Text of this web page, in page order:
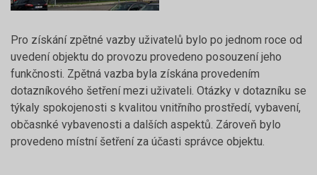
Pro získání zpětné vazby uživatelů bylo po jednom roce od
uvedení objektu do provozu provedeno posouzení jeho
funkčnosti. Zpětná vazba byla získána provedením
dotazníkového šetření mezi uživateli. Otázky v dotazníku se
týkaly spokojenosti s kvalitou vnitřního prostředí, vybavení,
občasnké vybavenosti a dalších aspektů. Zároveň bylo
provedeno místní šetření za účasti správce objektu.